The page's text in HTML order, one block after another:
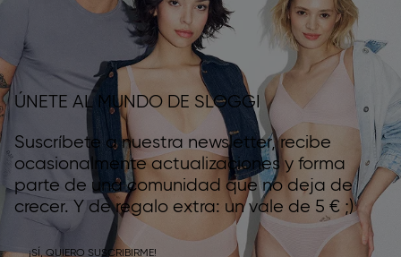
ÚNETE AL MUNDO DE SLOGGI
Suscríbete a nuestra newsletter, recibe
ocasionalmente actualizaciones y forma
parte de una comunidad que no deja de
crecer. Y de regalo extra: un vale de 5 € ;)
¡SÍ, QUIERO SUSCRIBIRME!